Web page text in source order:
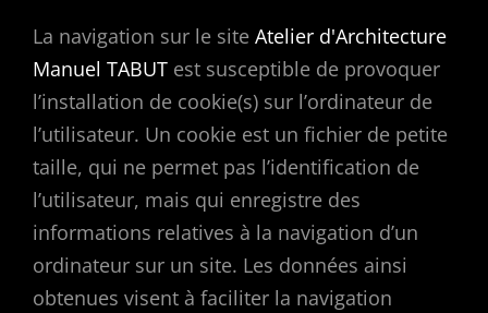
La navigation sur le site Atelier d'Architecture
Manuel TABUT est susceptible de provoquer
l’installation de cookie(s) sur l’ordinateur de
l’utilisateur. Un cookie est un fichier de petite
taille, qui ne permet pas l’identification de
l’utilisateur, mais qui enregistre des
informations relatives à la navigation d’un
ordinateur sur un site. Les données ainsi
obtenues visent à faciliter la navigation